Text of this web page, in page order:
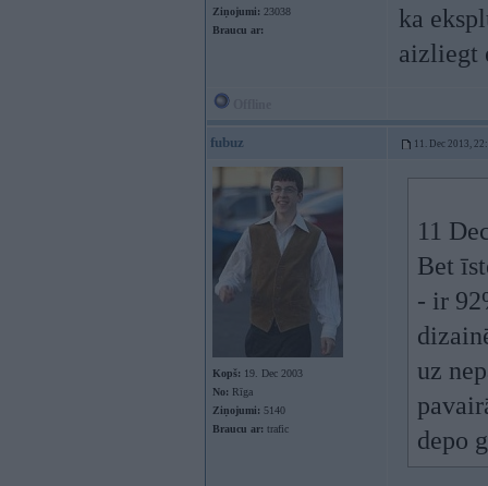
Ziņojumi: 23038
Braucu ar:
ka
aizliegt
fubuz 11. Dec 2013,
Kopš: 19. Dec 2003
No: Rīga
Ziņojumi: 5140
Braucu ar: trafic
11
Bet
- ir
uz
depo